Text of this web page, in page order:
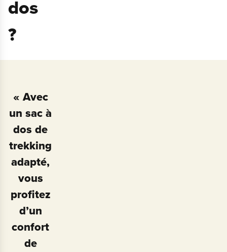
dos
?
« Avec
un sac à
dos de
trekking
adapté,
vous
profitez
d’un
confort
de